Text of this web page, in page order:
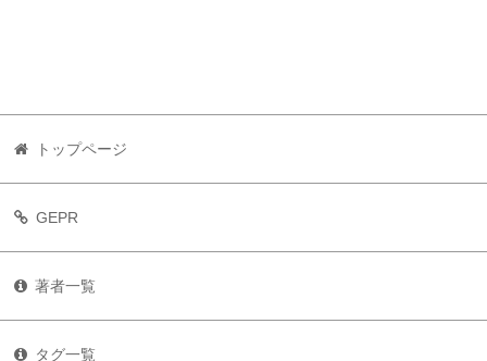
トップページ
GEPR
著者一覧
タグ一覧